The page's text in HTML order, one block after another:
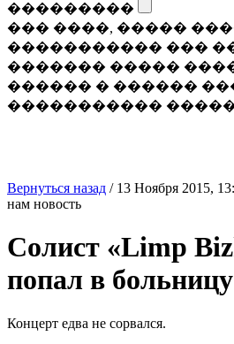
���������
��� ����, �����
����������� ���
������� �����
������ � ������
����������� �����
Вернуться назад / 13 Ноября 2015,
нам новость
Солист «Limp
попал в больницу
Концерт едва не сорвался.